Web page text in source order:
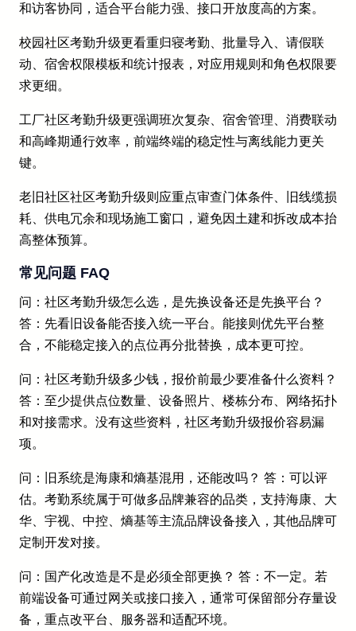
和访客协同，适合平台能力强、接口开放度高的方案。
校园社区考勤升级更看重归寝考勤、批量导入、请假联
动、宿舍权限模板和统计报表，对应用规则和角色权限要
求更细。
工厂社区考勤升级更强调班次复杂、宿舍管理、消费联动
和高峰期通行效率，前端终端的稳定性与离线能力更关
键。
老旧社区社区考勤升级则应重点审查门体条件、旧线缆损
耗、供电冗余和现场施工窗口，避免因土建和拆改成本抬
高整体预算。
常见问题 FAQ
问：社区考勤升级怎么选，是先换设备还是先换平台？
答：先看旧设备能否接入统一平台。能接则优先平台整
合，不能稳定接入的点位再分批替换，成本更可控。
问：社区考勤升级多少钱，报价前最少要准备什么资料？
答：至少提供点位数量、设备照片、楼栋分布、网络拓扑
和对接需求。没有这些资料，社区考勤升级报价容易漏
项。
问：旧系统是海康和熵基混用，还能改吗？ 答：可以评
估。考勤系统属于可做多品牌兼容的品类，支持海康、大
华、宇视、中控、熵基等主流品牌设备接入，其他品牌可
定制开发对接。
问：国产化改造是不是必须全部更换？ 答：不一定。若
前端设备可通过网关或接口接入，通常可保留部分存量设
备，重点改平台、服务器和适配环境。